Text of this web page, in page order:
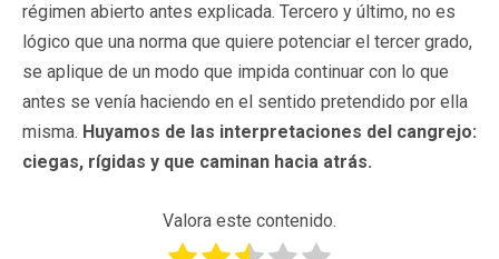
régimen abierto antes explicada. Tercero y último, no es
lógico que una norma que quiere potenciar el tercer grado,
se aplique de un modo que impida continuar con lo que
antes se venía haciendo en el sentido pretendido por ella
misma. Huyamos de las interpretaciones del cangrejo:
ciegas, rígidas y que caminan hacia atrás.
Valora este contenido.